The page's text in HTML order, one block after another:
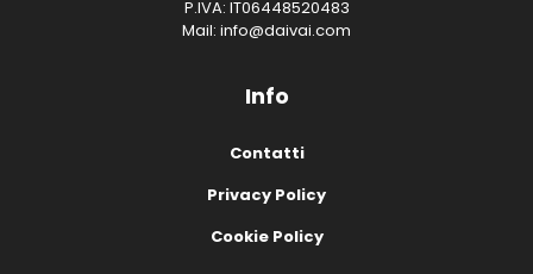
P.IVA: IT06448520483
Mail: info@daivai.com
Info
Contatti
Privacy Policy
Cookie Policy